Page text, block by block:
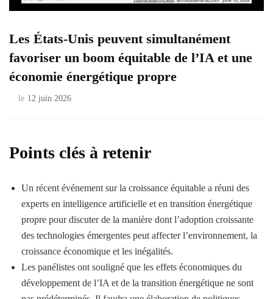
Les États-Unis peuvent simultanément
favoriser un boom équitable de l’IA et une
économie énergétique propre
le 12 juin 2026
Points clés à retenir
Un récent événement sur la croissance équitable a réuni des
experts en intelligence artificielle et en transition énergétique
propre pour discuter de la manière dont l’adoption croissante
des technologies émergentes peut affecter l’environnement, la
croissance économique et les inégalités.
Les panélistes ont souligné que les effets économiques du
développement de l’IA et de la transition énergétique ne sont